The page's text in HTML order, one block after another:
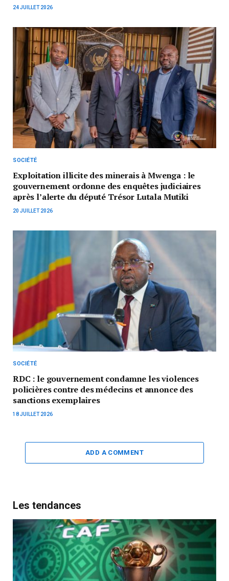
24 JUILLET 2026
SOCIÉTÉ
Exploitation illicite des minerais à Mwenga : le
gouvernement ordonne des enquêtes judiciaires
après l’alerte du député Trésor Lutala Mutiki
20 JUILLET 2026
SOCIÉTÉ
RDC : le gouvernement condamne les violences
policières contre des médecins et annonce des
sanctions exemplaires
18 JUILLET 2026
ADD A COMMENT
Les tendances